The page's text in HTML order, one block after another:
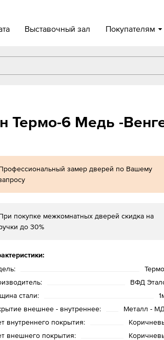
Выставочный зал Покупателям
Термо-6 Медь -
замер дверей по Вашему
покупке межкомнатных дверей скидка на
до 30%
ВФД
стали:
внешнее - внутреннее:
Металл -
внутреннего покрытия:
внешнего покрытия: